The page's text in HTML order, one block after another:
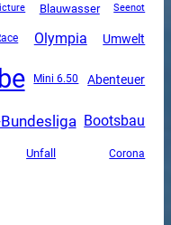
Blauwasser Seenot
Olympia Umwelt
Mini 6.50 Abenteuer
Bootsbau
Unfall Corona